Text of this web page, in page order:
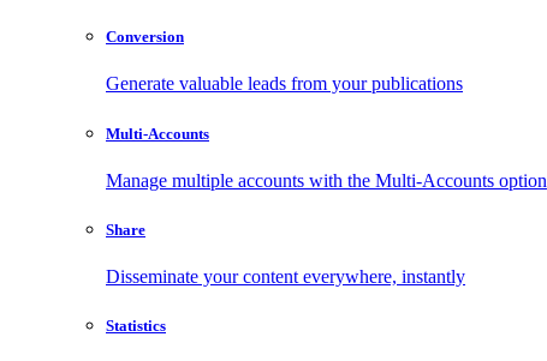
Conversion
Generate valuable leads from your publications
Multi-Accounts
Manage multiple accounts with the Multi-Accounts option
Share
Disseminate your content everywhere, instantly
Statistics